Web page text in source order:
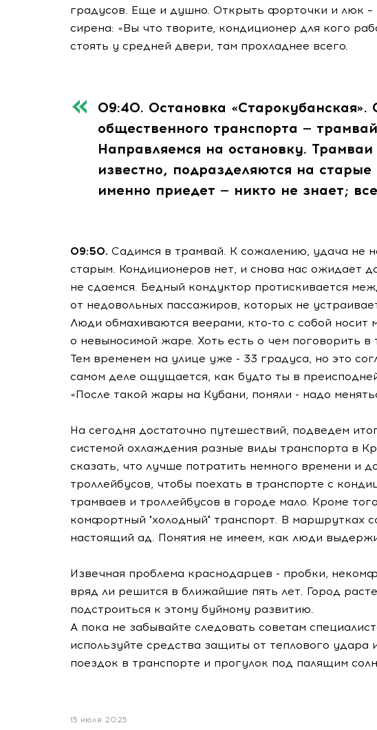
градусов. Еще и душно. Открыть форточки и люк –
сирена: «Вы что творите, кондиционер для кого
стоять у средней двери, там прохладнее всего.
09:40. Остановка
общественного транспорта —
Направляемся на остановку.
известно, подразделяются на
именно приедет — никто не знает;
09:50. Садимся в трамвай. К сожалению, удача не
старым. Кондиционеров нет, и снова нас ожидает
не сдаемся. Бедный кондуктор протискивается
от недовольных пассажиров, которых не
Люди обмахиваются веерами, кто-то с собой носит
о невыносимой жаре. Хоть есть о чем поговорить в
Тем временем на улице уже - 33 градуса, но это
самом деле ощущается, как будто ты в
«После такой жары на Кубани, поняли - надо
На сегодня достаточно путешествий, подведем
системой охлаждения разные виды транспорта в
сказать, что лучше потратить немного времени и
троллейбусов, чтобы поехать в транспорте с
трамваев и троллейбусов в городе мало. Кроме
комфортный "холодный" транспорт. В маршрутках
настоящий ад. Понятия не имеем, как люди
Извечная проблема краснодарцев - пробки,
вряд ли решится в ближайшие пять лет. Город
подстроиться к этому буйному развитию.
А пока не забывайте следовать советам
используйте средства защиты от теплового удара
поездок в транспорте и прогулок под палящим
15 июля 2025